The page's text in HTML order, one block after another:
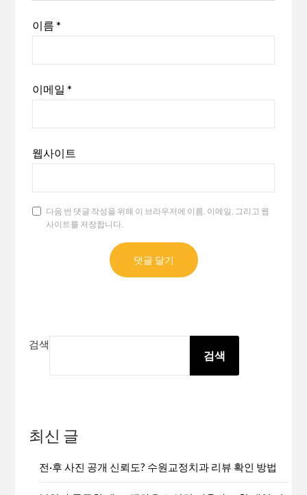
이름*
이메일*
웹사이트
다음 번 댓글 작성을 위해 이 브라우저에 이름, 이메일, 그리고 웹
사이트를 저장합니다.
검색
검색
최신 글
전·후 사진 공개 신뢰도? 수원교정치과 리뷰 확인 방법